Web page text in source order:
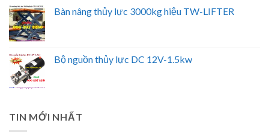
Bàn nâng thủy lực 3000kg hiệu TW-LIFTER
Bộ nguồn thủy lực DC 12V-1.5kw
TIN MỚI NHẤT